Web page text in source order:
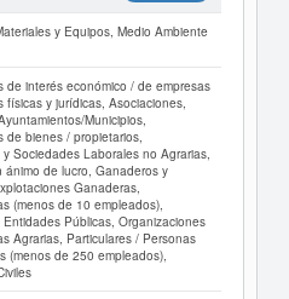
y Equipos, Medio Ambiente
de interés económico / de empresas
físicas y jurídicas, Asociaciones,
Municipios,
de bienes / propietarios,
Sociedades Laborales no Agrarias,
ánimo de lucro, Ganaderos y
Ganaderas,
(menos de 10 empleados),
Públicas, Organizaciones
Agrarias, Particulares / Personas
(menos de 250 empleados),